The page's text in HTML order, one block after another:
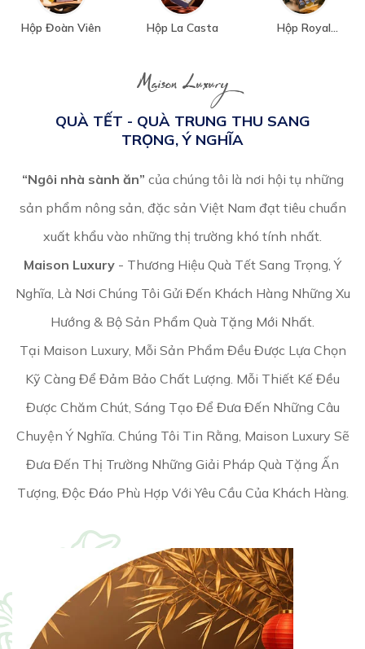
Hộp Đoàn Viên Hộp La Casta
Hộp Royal
Maison Luxury
QUÀ TẾT - QUÀ TRUNG THU SANG
TRỌNG, Ý NGHĨA
“Ngôi nhà sành ăn” của chúng tôi là nơi hội tụ những
sản phẩm nông sản, đặc sản Việt Nam đạt tiêu chuẩn
xuất khẩu vào những thị trường khó tính nhất.
Maison Luxury - Thương Hiệu Quà Tết Sang Trọng, Ý
Nghĩa, Là Nơi Chúng Tôi Gửi Đến Khách Hàng Những Xu
Hướng & Bộ Sản Phẩm Quà Tặng Mới Nhất.
Tại Maison Luxury, Mỗi Sản Phẩm Đều Được Lựa Chọn
Kỹ Càng Để Đảm Bảo Chất Lượng. Mỗi Thiết Kế Đều
Được Chăm Chút, Sáng Tạo Để Đưa Đến Những Câu
Chuyện Ý Nghĩa. Chúng Tôi Tin Rằng, Maison Luxury Sẽ
Đưa Đến Thị Trường Những Giải Pháp Quà Tặng Ấn
Tượng, Độc Đáo Phù Hợp Với Yêu Cầu Của Khách Hàng.